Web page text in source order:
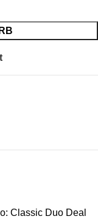
Classic Duo Deal